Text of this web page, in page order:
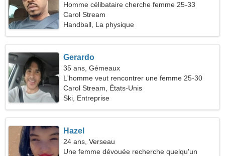
Homme célibataire cherche femme 25-33
Carol Stream
Handball, La physique
Gerardo
35 ans, Gémeaux
L'homme veut rencontrer une femme 25-30
Carol Stream, États-Unis
Ski, Entreprise
Hazel
24 ans, Verseau
Une femme dévouée recherche quelqu'un